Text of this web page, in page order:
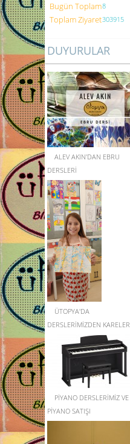
Bugün Toplam8
Toplam Ziyaret303915
DUYURULAR
ALEV AKIN'DAN EBRU
DERSLERİ
ÜTOPYA'DA
DERSLERİMİZDEN KARELER
PİYANO DERSLERİMİZ VE
PİYANO SATIŞI